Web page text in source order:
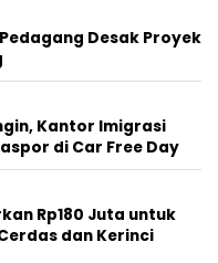
Desak Proyek
Kantor Imigrasi
di Car Free Day
Rp180 Juta untuk
dan Kerinci